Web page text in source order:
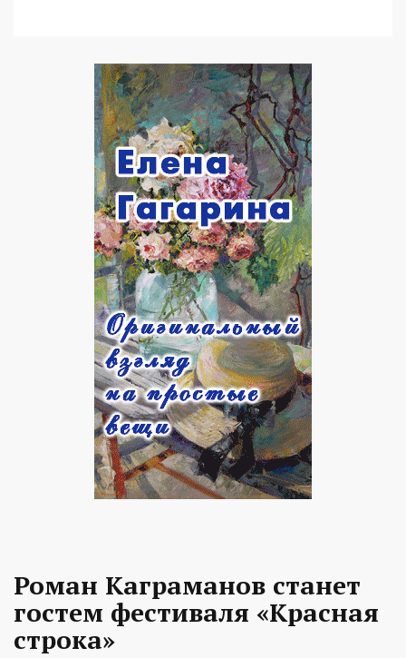
Роман Каграманов станет
гостем фестиваля «Красная
строка»